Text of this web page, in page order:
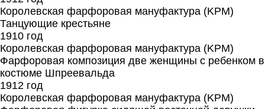
Королевская фарфоровая мануфактура (KPM)
Танцующие крестьяне
1910 год
Королевская фарфоровая мануфактура (KPM)
Фарфоровая композиция две женщины с ребенком в
костюме Шпреевальда
1912 год
Королевская фарфоровая мануфактура (KPM)